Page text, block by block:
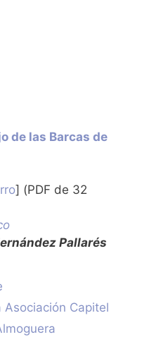
de las Barcas de
] (PDF de 32
Pallarés
Capitel